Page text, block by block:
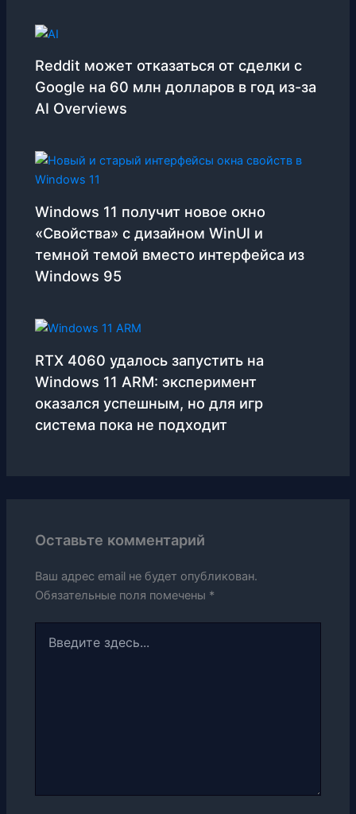
Reddit может отказаться от сделки с
Google на 60 млн долларов в год из-за
AI Overviews
Windows 11 получит новое окно
«Свойства» с дизайном WinUI и
темной темой вместо интерфейса из
Windows 95
RTX 4060 удалось запустить на
Windows 11 ARM: эксперимент
оказался успешным, но для игр
система пока не подходит
Оставьте комментарий
Ваш адрес email не будет опубликован.
Обязательные поля помечены *
здесь...